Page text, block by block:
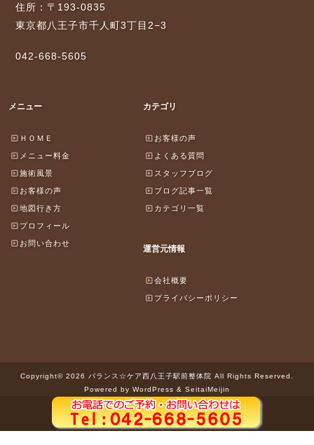
住所：〒193-0835
東京都八王子市千人町3丁目2−3
042-668-5605
メニュー
ＨＯＭＥ
メニュー料金
施術風景
お客様の声
地図行き方
プロフィール
お問い合わせ
カテゴリ
お客様の声
よくある質問
スタッフブログ
ブログ記事一覧
カテゴリ一覧
運営元情報
会社概要
プライバシーポリシー
Copyright© 2026 バランス☆ケア西八王子駅前整体院 All Rights Reserved.
Powered by WordPress & SeitaiMeijin